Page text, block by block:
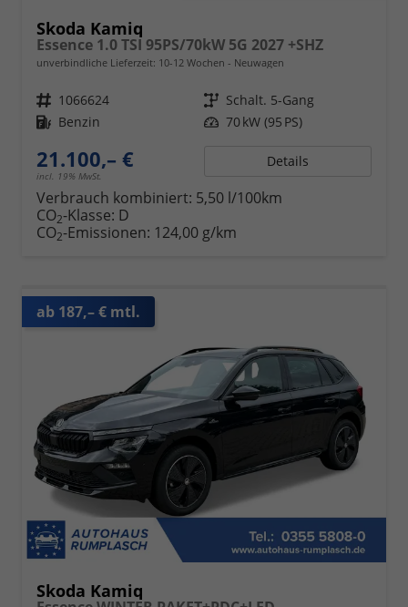
Skoda Kamiq
Essence 1.0 TSI 95PS/70kW 5G 2027 +SHZ
unverbindliche Lieferzeit: 10-12 Wochen Neuwagen
Fahrzeugnr. 1066624 Getriebe Schalt. 5-Gang
Kraftstoff Benzin Leistung 70 kW (95 PS)
21.100,– €
incl. 19% MwSt.
Details
Verbrauch kombiniert: 5,50 l/100km
CO2-Klasse: D
CO2-Emissionen: 124,00 g/km
ab 187,– € mtl.
Skoda Kamiq